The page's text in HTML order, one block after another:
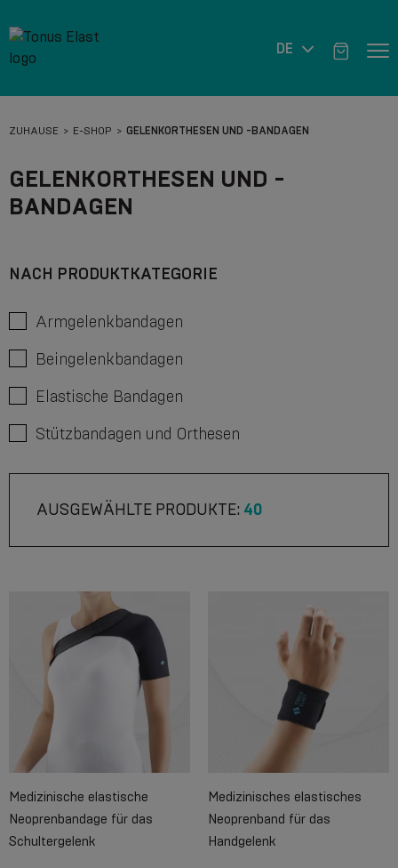
DE
ZUHAUSE E-SHOP GELENKORTHESEN UND -BANDAGEN
GELENKORTHESEN UND -
BANDAGEN
NACH PRODUKTKATEGORIE
Armgelenkbandagen
Beingelenkbandagen
Elastische Bandagen
Stützbandagen und Orthesen
AUSGEWÄHLTE PRODUKTE: 40
Medizinische elastische
Neoprenbandage für das
Schultergelenk
Medizinisches elastisches
Neoprenband für das
Handgelenk